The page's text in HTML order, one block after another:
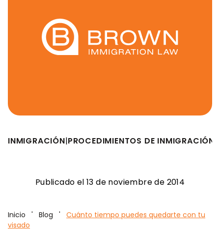
INMIGRACIÓN|PROCEDIMIENTOS DE INMIGRACIÓN
Publicado el 13 de noviembre de 2014
Inicio ' Blog '
Cuánto tiempo puedes quedarte con tu
visado